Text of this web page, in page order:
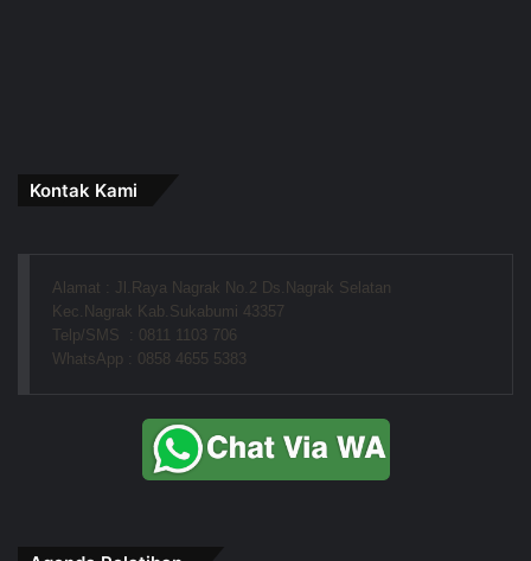
Kontak Kami
Alamat : Jl.Raya Nagrak No.2 Ds.Nagrak Selatan
Kec.Nagrak Kab.Sukabumi 43357
Telp/SMS  : 0811 1103 706
WhatsApp : 0858 4655 5383